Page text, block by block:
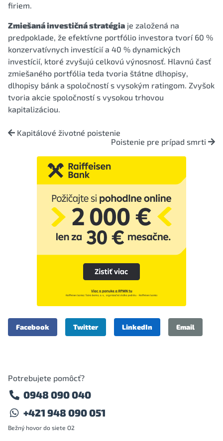
firiem.
Zmiešaná investičná stratégia je založená na
predpoklade, že efektívne portfólio investora tvorí 60 %
konzervatívnych investícií a 40 % dynamických
investícií, ktoré zvyšujú celkovú výnosnosť. Hlavnú časť
zmiešaného portfólia teda tvoria štátne dlhopisy,
dlhopisy bánk a spoločností s vysokým ratingom. Zvyšok
tvoria akcie spoločností s vysokou trhovou
kapitalizáciou.
Kapitálové životné poistenie
Poistenie pre prípad smrti
Facebook Twitter LinkedIn Email
Potrebujete pomôcť?
0948 090 040
+421 948 090 051
Bežný hovor do siete O2